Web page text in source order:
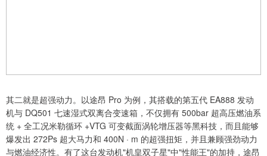
其二就是超强动力。以途昂 Pro 为例，其搭载的第五代 EA888 发动
机与 DQ501 七速湿式双离合变速箱，不仅拥有 500bar 超高压燃油系
统 + 全工况米勒循环 +VTG 可变截面涡轮增压器等黑科技，而且能够
爆发出 272Ps 超大马力和 400N · m 的超强扭矩，并且兼顾强劲动力
与燃油经济性。有了这台发动机"机皇双子星"中"性能王"的加持，途昂